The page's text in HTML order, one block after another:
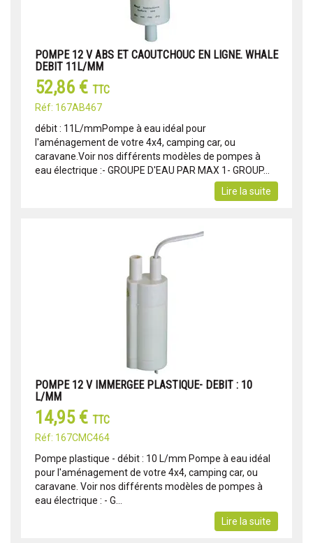
POMPE 12 V ABS ET CAOUTCHOUC EN LIGNE. WHALE
DEBIT 11L/MM
52,86 € TTC
Réf: 167AB467
débit : 11L/mmPompe à eau idéal pour
l'aménagement de votre 4x4, camping car, ou
caravane.Voir nos différents modèles de pompes à
eau électrique :- GROUPE D'EAU PAR MAX 1- GROUP...
Lire la suite
POMPE 12 V IMMERGEE PLASTIQUE- DEBIT : 10
L/MM
14,95 € TTC
Réf: 167CMC464
Pompe plastique - débit : 10 L/mm Pompe à eau idéal
pour l'aménagement de votre 4x4, camping car, ou
caravane. Voir nos différents modèles de pompes à
eau électrique : - G...
Lire la suite